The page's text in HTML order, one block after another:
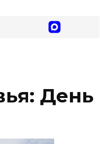
День